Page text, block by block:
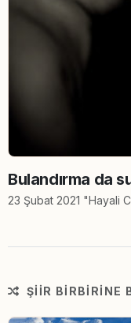
Bulandırma da
23 Şubat 2021 "Hayali
ŞIIR BIRBIRINE